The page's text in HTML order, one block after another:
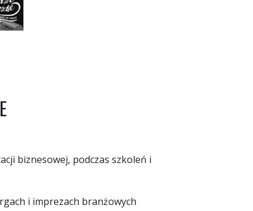
biznesowej, podczas szkoleń i
i imprezach branżowych